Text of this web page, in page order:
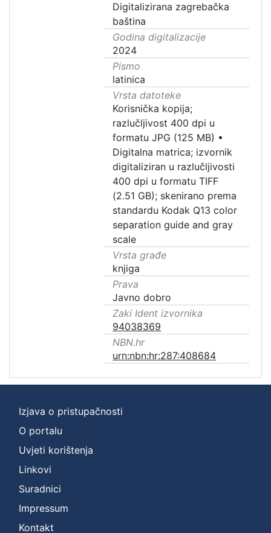
Digitalizirana zagrebačka
baština
Godina digitalizacije
2024
Pismo
latinica
Vrsta datoteke
Korisnička kopija;
razlučljivost 400 dpi u
formatu JPG (125 MB) •
Digitalna matrica; izvornik
digitaliziran u razlučljivosti
400 dpi u formatu TIFF
(2.51 GB); skenirano prema
standardu Kodak Q13 color
separation guide and gray
scale
Vrsta građe
knjiga
Prava
Javno dobro
Zaki Ident izvornika
94038369
NBN.hr
urn:nbn:hr:287:408684
Izjava o pristupačnosti
O portalu
Uvjeti korištenja
Linkovi
Suradnici
Impressum
Kontakt